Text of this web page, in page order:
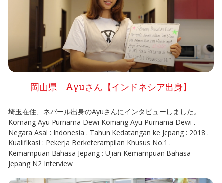
岡山県 Ayuさん【インドネシア出身】
埼玉在住、ネパール出身のAyuさんにインタビューしました。
Komang Ayu Purnama Dewi Komang Ayu Purnama Dewi .
Negara Asal : Indonesia . Tahun Kedatangan ke Jepang : 2018 .
Kualifikasi : Pekerja Berketerampilan Khusus No.1 .
Kemampuan Bahasa Jepang : Ujian Kemampuan Bahasa
Jepang N2 Interview